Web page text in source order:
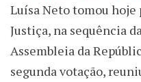
Luísa Neto tomou hoje
Justiça, na sequência
Assembleia da
segunda votação,